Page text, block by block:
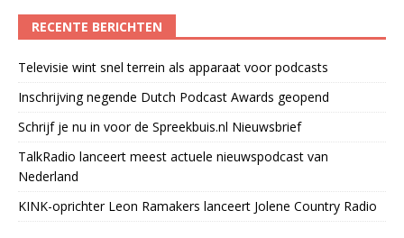
RECENTE BERICHTEN
Televisie wint snel terrein als apparaat voor podcasts
Inschrijving negende Dutch Podcast Awards geopend
Schrijf je nu in voor de Spreekbuis.nl Nieuwsbrief
TalkRadio lanceert meest actuele nieuwspodcast van
Nederland
KINK-oprichter Leon Ramakers lanceert Jolene Country Radio